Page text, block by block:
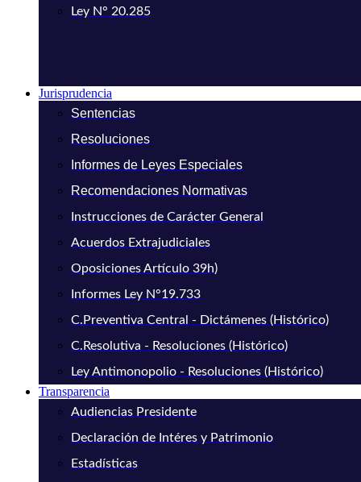
Ley N° 20.285
Jurisprudencia
Sentencias
Resoluciones
Informes de Leyes Especiales
Recomendaciones Normativas
Instrucciones de Carácter General
Acuerdos Extrajudiciales
Oposiciones Artículo 39h)
Informes Ley N°19.733
C.Preventiva Central - Dictámenes (Histórico)
C.Resolutiva - Resoluciones (Histórico)
Ley Antimonopolio - Resoluciones (Histórico)
Transparencia
Audiencias Presidente
Declaración de Intéres y Patrimonio
Estadísticas